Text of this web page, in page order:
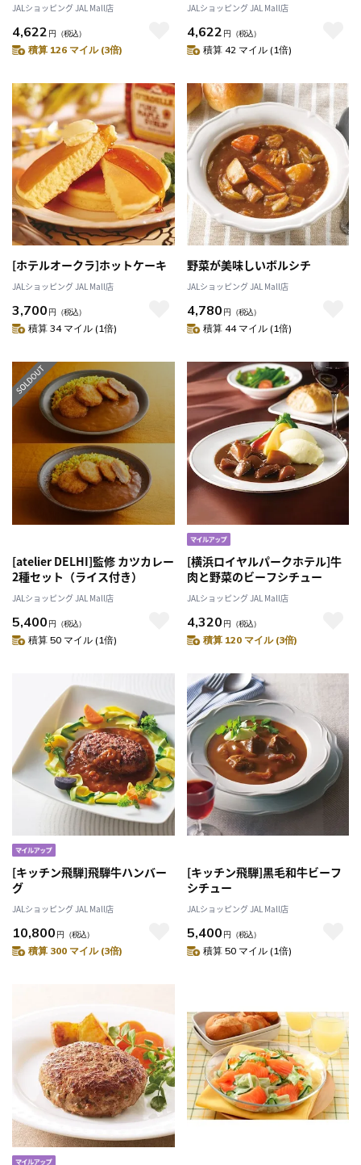
JALショッピング JAL Mall店
4,622 円 （税込）
積算 126 マイル (3倍)
JALショッピング JAL Mall店
4,622 円 （税込）
積算 42 マイル (1倍)
[ホテルオークラ]ホットケーキ
JALショッピング JAL Mall店
3,700 円 （税込）
積算 34 マイル (1倍)
野菜が美味しいボルシチ
JALショッピング JAL Mall店
4,780 円 （税込）
積算 44 マイル (1倍)
[atelier DELHI]監修 カツカレー
2種セット（ライス付き）
JALショッピング JAL Mall店
5,400 円 （税込）
積算 50 マイル (1倍)
[横浜ロイヤルパークホテル]牛
肉と野菜のビーフシチュー
JALショッピング JAL Mall店
4,320 円 （税込）
積算 120 マイル (3倍)
[キッチン飛騨]飛騨牛ハンバー
グ
JALショッピング JAL Mall店
10,800 円 （税込）
積算 300 マイル (3倍)
[キッチン飛騨]黒毛和牛ビーフ
シチュー
JALショッピング JAL Mall店
5,400 円 （税込）
積算 50 マイル (1倍)